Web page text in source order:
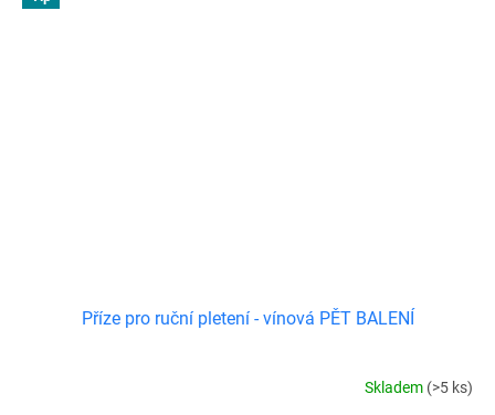
Příze pro ruční pletení - vínová PĚT BALENÍ
Skladem (>5 ks)